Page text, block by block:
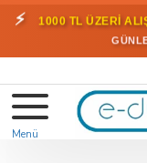
⚡ 1000 TL ÜZERİ